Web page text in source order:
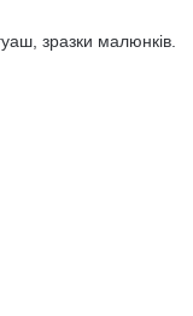
зразки малюнків.